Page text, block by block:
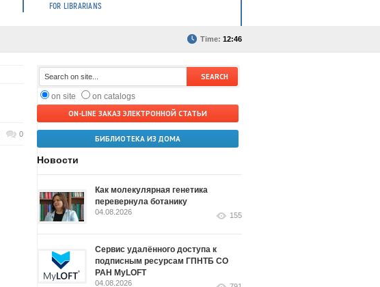
FOR LIBRARIANS
Time: 12:46
0
on site
on catalogs
ON-LINE ЗАКАЗ ЭЛЕКТРОННОЙ СТАТЬИ
БИБЛИОТЕКА ИЗ ДОМА
Новости
Как молекулярная генетика
перевернула ботанику
04.08.2026 155
Сервис удалённого доступа к
подписным ресурсам ГПНТБ СО
РАН MyLOFT
04.08.2026